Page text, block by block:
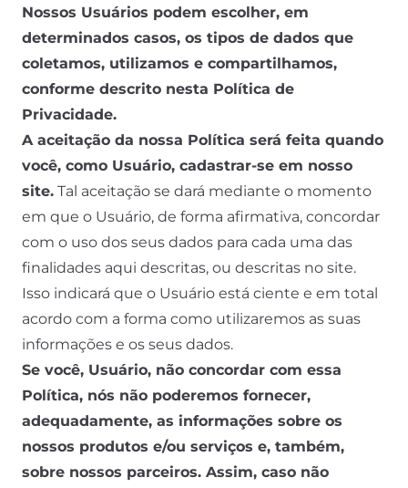
Nossos Usuários podem escolher, em
determinados casos, os tipos de dados que
coletamos, utilizamos e compartilhamos,
conforme descrito nesta Política de
Privacidade.
A aceitação da nossa Política será feita quando
você, como Usuário, cadastrar-se em nosso
site. Tal aceitação se dará mediante o momento
em que o Usuário, de forma afirmativa, concordar
com o uso dos seus dados para cada uma das
finalidades aqui descritas, ou descritas no site.
Isso indicará que o Usuário está ciente e em total
acordo com a forma como utilizaremos as suas
informações e os seus dados.
Se você, Usuário, não concordar com essa
Política, nós não poderemos fornecer,
adequadamente, as informações sobre os
nossos produtos e/ou serviços e, também,
sobre nossos parceiros. Assim, caso não